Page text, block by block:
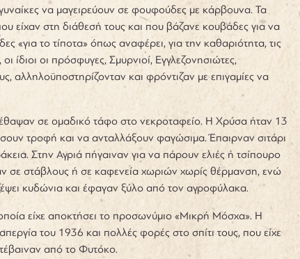
να μαγειρεύουν σε φουφούδες με κάρβουνα. Τα
είχαν στη διάθεσή τους και που βάζανε κουβάδες για να
«για το τίποτα» όπως αναφέρει, για την καθαριότητα, τις
ίδιοι οι πρόσφυγες, Σμυρνιοί, Εγγλεζονησιώτες,
αλληλοϋποστηρίζονταν και φρόντιζαν με επιγαμίες να
έθαψαν σε ομαδικό τάφο στο νεκροταφείο. Η Χρύσα ήταν 13
τροφή και να ανταλλάξουν φαγώσιμα. Έπαιρναν σιτάρι
Στην Αγριά πήγαιναν για να πάρουν ελιές ή τσίπουρο
σε στάβλους ή σε καφενεία χωριών χωρίς θέρμανση, ενώ
κυδώνια και έφαγαν ξύλο από τον αγροφύλακα.
είχε αποκτήσει το προσωνύμιο «Μικρή Μόσχα». Η
του 1936 και πολλές φορές στο σπίτι τους, που είχε
από το Φυτόκο.